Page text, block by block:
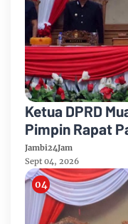
Ketua DPRD
Pimpin Rapat
Rancangan
Anggaran 2026
Jambi24Jam
Sept 04, 2026